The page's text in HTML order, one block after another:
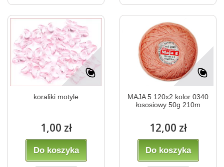
koraliki motyle
1,00 zł
Do koszyka
MAJA 5 120x2 kolor 0340
łososiowy 50g 210m
12,00 zł
Do koszyka